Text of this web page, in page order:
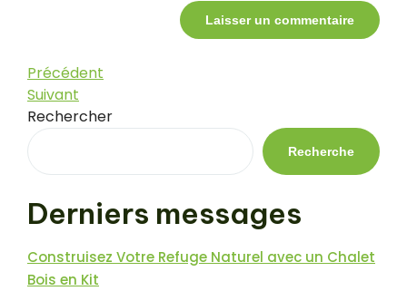
Navigation
de
l’article
Article
précédent
Précédent
Article
suivant
Suivant
Rechercher
Recherche
Derniers messages
Construisez Votre Refuge Naturel avec un Chalet
Bois en Kit